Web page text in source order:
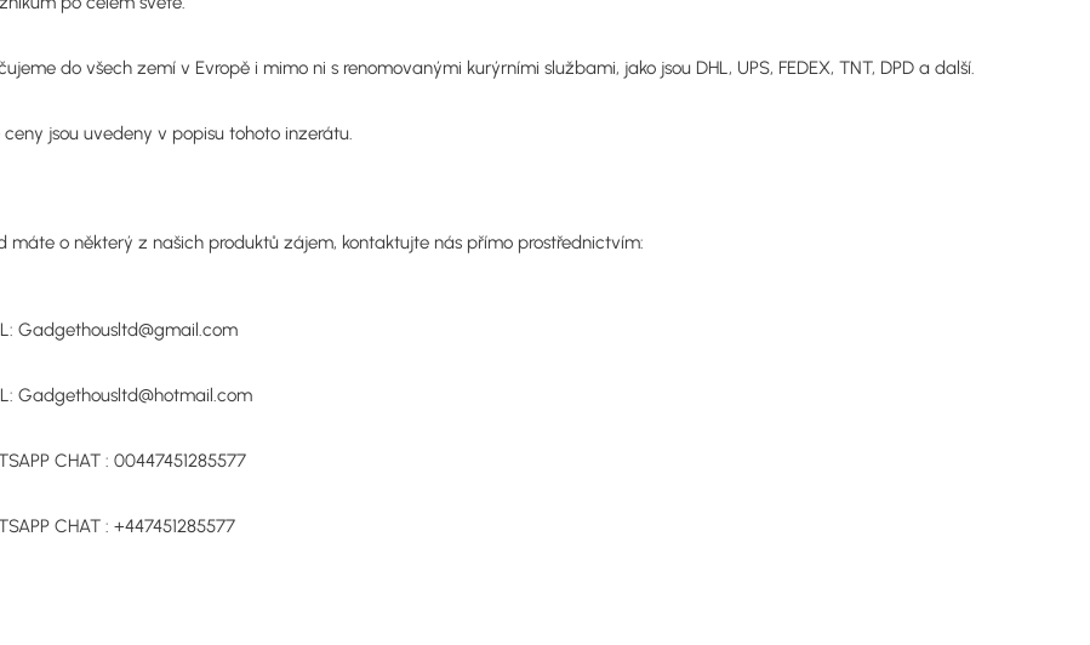
do všech zemí v Evropě i mimo ni s renomovanými kurýrními službami, jako jsou DHL, UPS, FEDEX, TNT, DPD a další.
ceny jsou uvedeny v popisu tohoto inzerátu.
máte o některý z našich produktů zájem, kontaktujte nás přímo prostřednictvím:
Gadgethousltd@gmail.com
Gadgethousltd@hotmail.com
CHAT : 00447451285577
CHAT : +447451285577